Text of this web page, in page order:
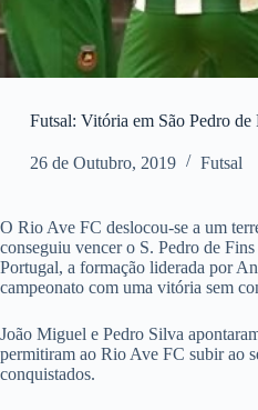
Futsal: Vitória em São Pedro de
26 de Outubro, 2019 Futsal
O Rio Ave FC deslocou-se a um
conseguiu vencer o S. Pedro de
Portugal, a formação liderada por
campeonato com uma vitória sem
João Miguel e Pedro Silva
permitiram ao Rio Ave FC subir ao
conquistados.